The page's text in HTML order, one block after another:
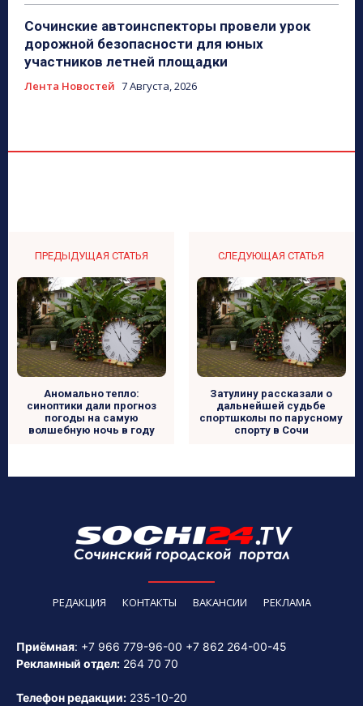
Сочинские автоинспекторы провели урок
дорожной безопасности для юных
участников летней площадки
Лента Новостей 7 Августа, 2026
ПРЕДЫДУЩАЯ СТАТЬЯ
Аномально тепло:
синоптики дали прогноз
погоды на самую
волшебную ночь в году
СЛЕДУЮЩАЯ СТАТЬЯ
Затулину рассказали о
дальнейшей судьбе
спортшколы по парусному
спорту в Сочи
РЕДАКЦИЯ КОНТАКТЫ ВАКАНСИИ РЕКЛАМА
Приёмная: +7 966 779-96-00 +7 862 264-00-45
Рекламный отдел: 264 70 70
Телефон редакции: 235-10-20